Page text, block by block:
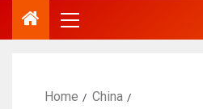
Home
China